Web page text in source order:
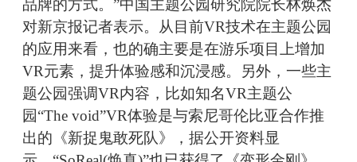
品牌的方式。”中国主题公园研究院院长林焕杰
对新京报记者表示。从目前VR技术在主题公园
的应用来看，也的确主要是在游乐项目上增加
VR元素，提升体验感和沉浸感。另外，一些主
题公园强调VR内容，比如知名VR主题公
园“The void”VR体验是与索尼哥伦比亚合作推
出的《新捉鬼敢死队》，据公开资料显